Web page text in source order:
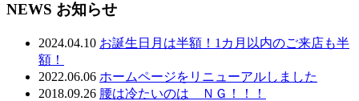
NEWS お知らせ
2024.04.10 お誕生日月は半額！1カ月以内のご来店も半
額！
2022.06.06 ホームページをリニューアルしました
2018.09.26 腰は冷たいのは ＮＧ！！！